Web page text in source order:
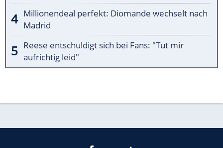
Millionendeal perfekt: Diomande wechselt nach
Madrid
Reese entschuldigt sich bei Fans: "Tut mir
aufrichtig leid"